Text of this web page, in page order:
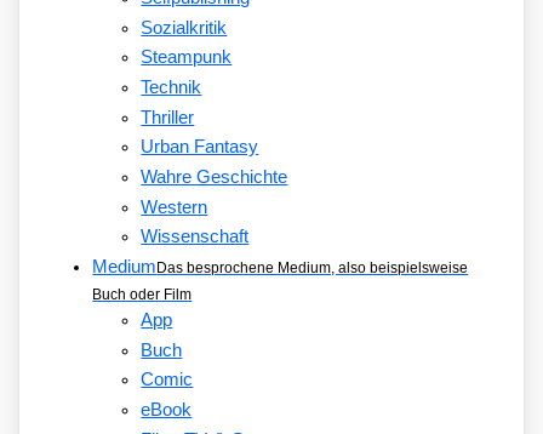
Sozialkritik
Steampunk
Technik
Thriller
Urban Fantasy
Wahre Geschichte
Western
Wissenschaft
Medium Das besprochene Medium, also beispielsweise
Buch oder Film
App
Buch
Comic
eBook